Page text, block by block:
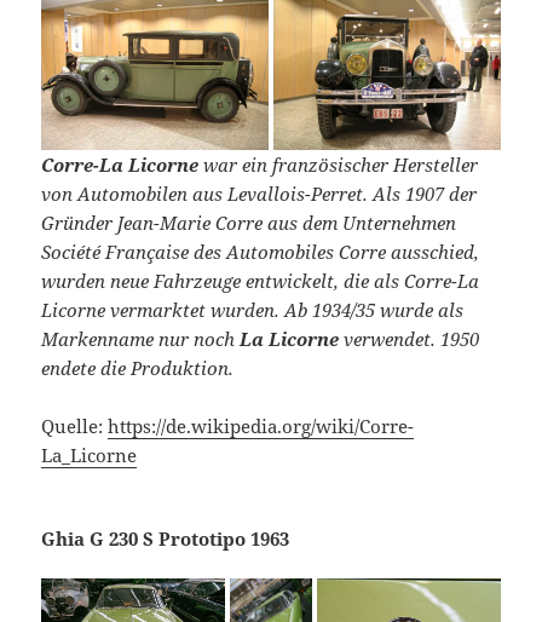
Corre-La Licorne war ein französischer Hersteller
von Automobilen aus Levallois-Perret. Als 1907 der
Gründer Jean-Marie Corre aus dem Unternehmen
Société Française des Automobiles Corre ausschied,
wurden neue Fahrzeuge entwickelt, die als Corre-La
Licorne vermarktet wurden. Ab 1934/35 wurde als
Markenname nur noch La Licorne verwendet. 1950
endete die Produktion.
Quelle:https://de.wikipedia.org/wiki/Corre-
La_Licorne
Ghia G 230 S Prototipo 1963